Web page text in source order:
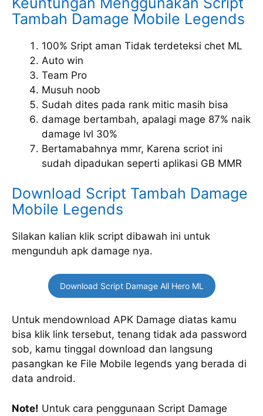
Tambah Damage Mobile Legends
100% Sript aman Tidak terdeteksi chet ML
Auto win
Team Pro
Musuh noob
Sudah dites pada rank mitic masih bisa
damage bertambah, apalagi mage 87% naik
damage lvl 30%
Bertamabahnya mmr, Karena scriot ini
sudah dipadukan seperti aplikasi GB MMR
Download Script Tambah Damage
Mobile Legends
Silakan kalian klik script dibawah ini untuk
mengunduh apk damage nya.
Download Script Damage All Hero ML
Untuk mendownload APK Damage diatas kamu
bisa klik link tersebut, tenang tidak ada password
sob, kamu tinggal download dan langsung
pasangkan ke File Mobile legends yang berada di
data android.
Note! Untuk cara penggunaan Script Damage